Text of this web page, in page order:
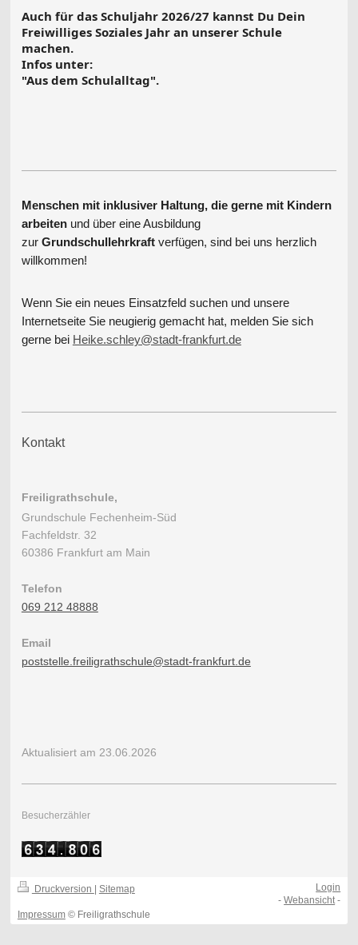
Auch für das Schuljahr 2026/27 kannst Du Dein
Freiwilliges Soziales Jahr an unserer Schule
machen.
Infos unter:
"Aus dem Schulalltag".
Menschen mit inklusiver Haltung, die gerne mit Kindern
arbeiten und über eine Ausbildung
zur Grundschullehrkraftverfügen, sind bei uns herzlich
willkommen!
Wenn Sie ein neues Einsatzfeld suchen und unsere
Internetseite Sie neugierig gemacht hat, melden Sie sich
gerne bei Heike.schley@stadt-frankfurt.de
Kontakt
Freiligrathschule,
Grundschule Fechenheim-Süd
Fachfeldstr. 32
60386 Frankfurt am Main
Telefon
069 212 48888
Email
poststelle.freiligrathschule@stadt-frankfurt.de
Aktualisiert am 23.06.2026
Besucherzähler
Druckversion | Sitemap
Impressum© Freiligrathschule
Login
-Webansicht -